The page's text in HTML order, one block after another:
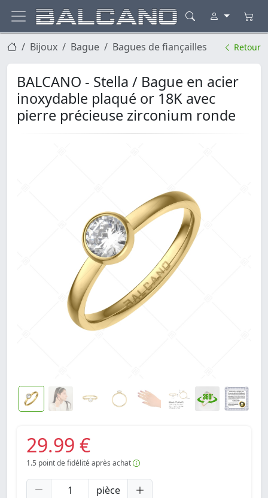
Bijoux Bague Bagues de fiançailles Retour
BALCANO - Stella / Bague en acier
inoxydable plaqué or 18K avec
pierre précieuse zirconium ronde
29.99 €
1.5 point de fidélité après achat
pièce